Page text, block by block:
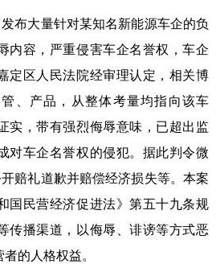
大量针对某知名新能源车企的负
内容，严重侵害车企名誉权，车企
定区人民法院经审理认定，相关博
、产品，从整体考量均指向该车
实，带有强烈侮辱意味，已超出监
对车企名誉权的侵犯。据此判令微
赔礼道歉并赔偿经济损失等。本案
国民营经济促进法》第五十九条规
传播渠道，以侮辱、诽谤等方式恶
的人格权益。